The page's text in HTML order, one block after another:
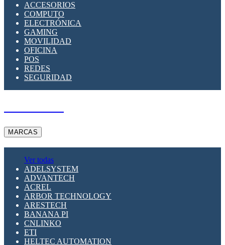
SUPRESOR DE TRANSIENTES SPDS PARA
APLICACIONES FOTOVOLTAICAS
ACCESORIOS
COMPUTO
ELECTRÓNICA
GAMING
MOVILIDAD
OFICINA
POS
REDES
SEGURIDAD
MARCAS
Ver todas
ADELSYSTEM
ADVANTECH
ACREL
ARBOR TECHNOLOGY
ARESTECH
BANANA PI
CNLINKO
ETI
HELTEC AUTOMATION